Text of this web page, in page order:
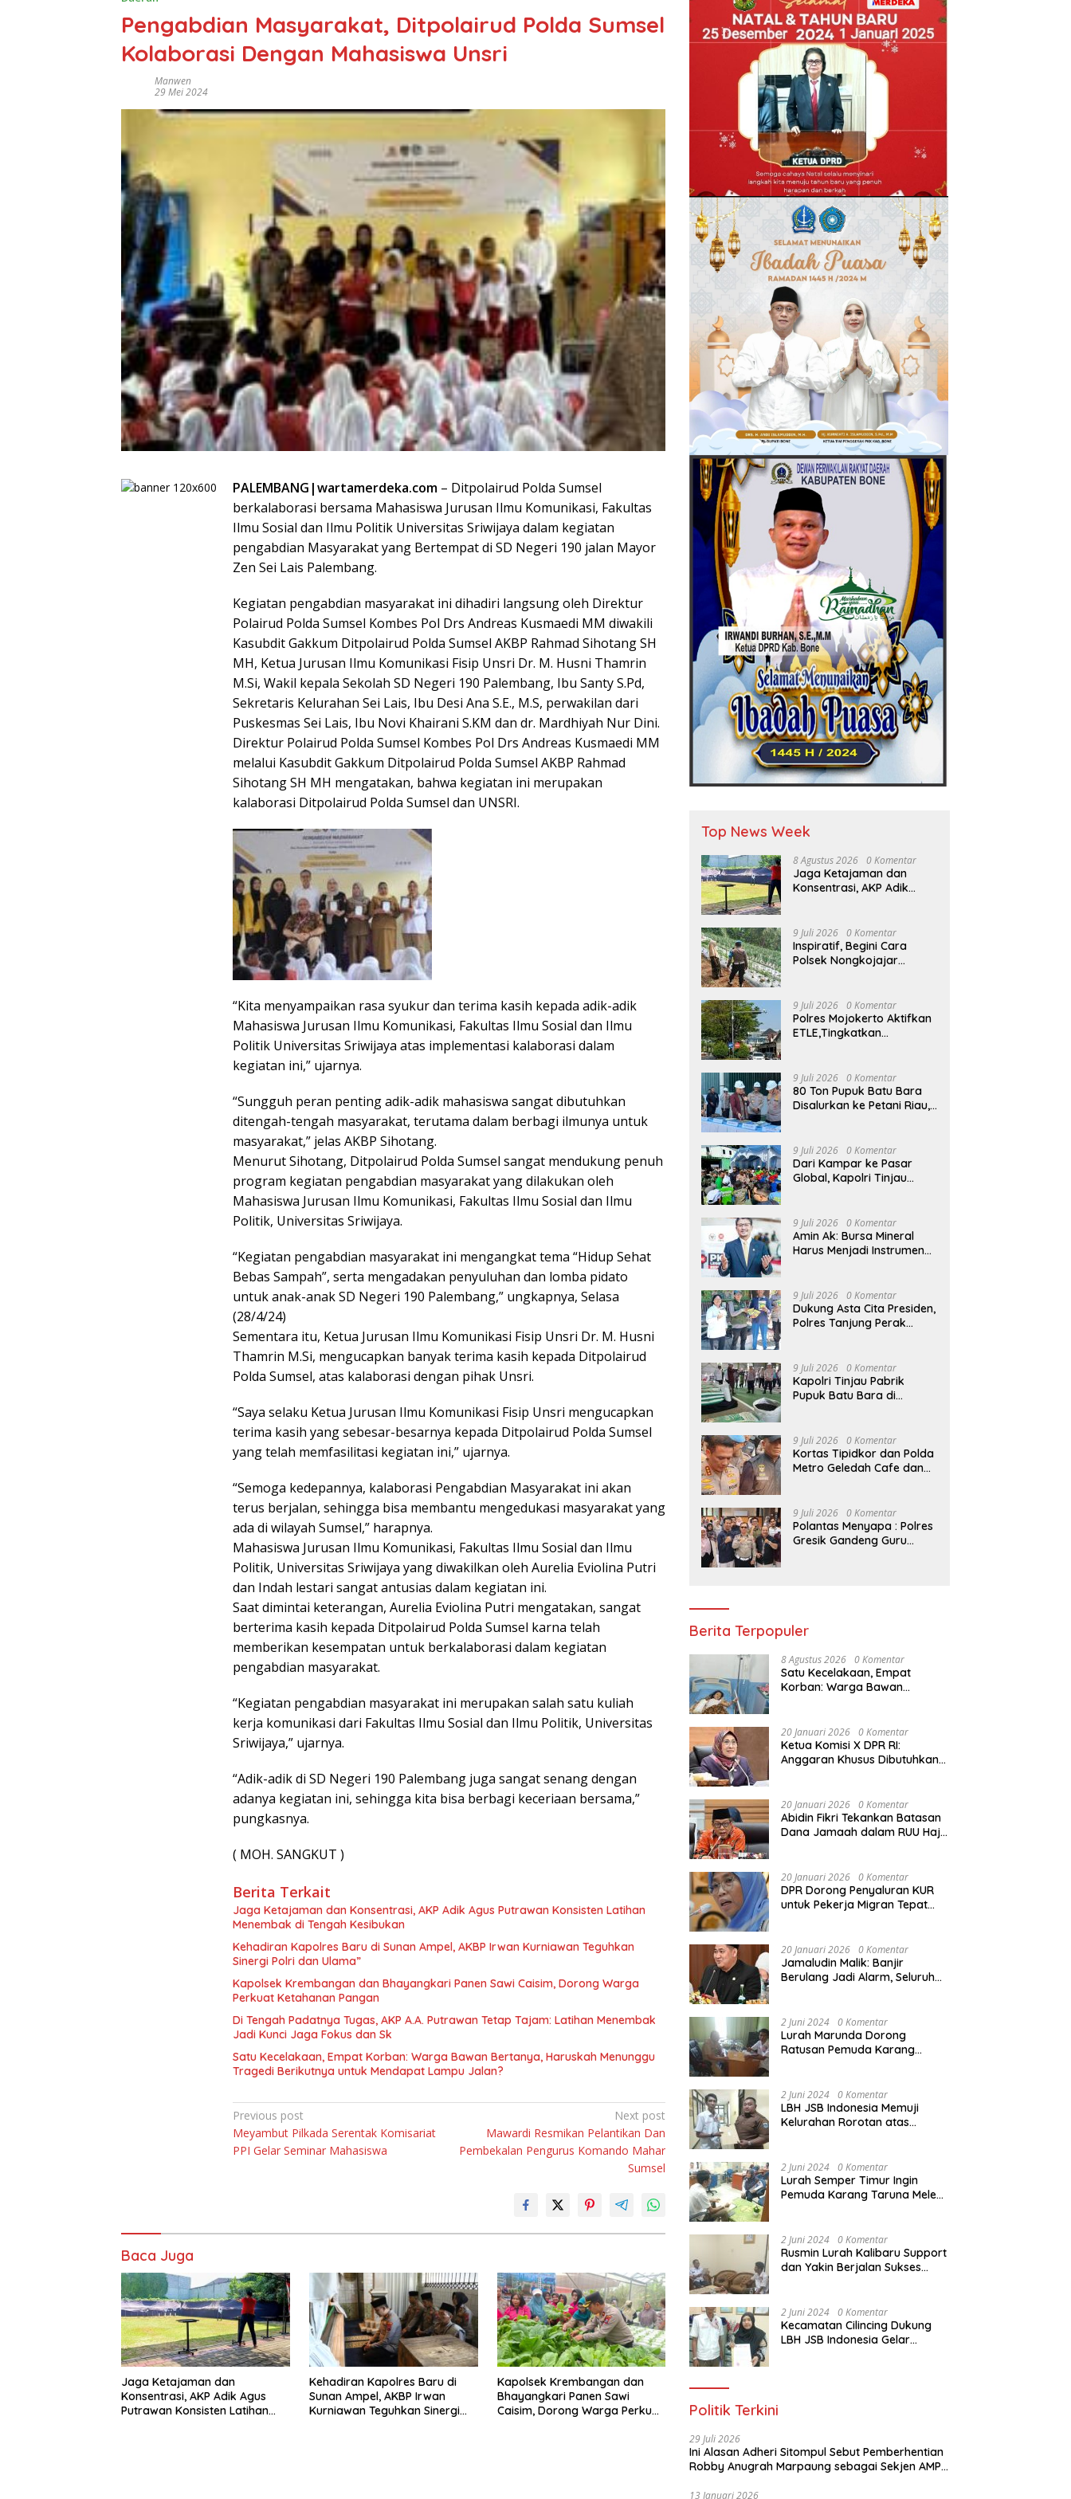
Pengabdian Masyarakat, Ditpolairud Polda Sumsel
Kolaborasi Dengan Mahasiswa Unsri
Manwen
29 Mei 2024
PALEMBANG|wartamerdeka.com – Ditpolairud Polda Sumsel
berkalaborasi bersama Mahasiswa Jurusan Ilmu Komunikasi, Fakultas
Ilmu Sosial dan Ilmu Politik Universitas Sriwijaya dalam kegiatan
pengabdian Masyarakat yang Bertempat di SD Negeri 190 jalan Mayor
Zen Sei Lais Palembang.
Kegiatan pengabdian masyarakat ini dihadiri langsung oleh Direktur
Polairud Polda Sumsel Kombes Pol Drs Andreas Kusmaedi MM diwakili
Kasubdit Gakkum Ditpolairud Polda Sumsel AKBP Rahmad Sihotang SH
MH, Ketua Jurusan Ilmu Komunikasi Fisip Unsri Dr. M. Husni Thamrin
M.Si, Wakil kepala Sekolah SD Negeri 190 Palembang, ⁠Ibu Santy S.Pd,
Sekretaris Kelurahan Sei Lais, Ibu Desi Ana S.E., M.S, perwakilan dari
Puskesmas Sei Lais, Ibu Novi Khairani S.KM dan dr. Mardhiyah Nur Dini.
Direktur Polairud Polda Sumsel Kombes Pol Drs Andreas Kusmaedi MM
melalui Kasubdit Gakkum Ditpolairud Polda Sumsel AKBP Rahmad
Sihotang SH MH mengatakan, bahwa kegiatan ini merupakan
kalaborasi Ditpolairud Polda Sumsel dan UNSRI.
“Kita menyampaikan rasa syukur dan terima kasih kepada adik-adik
Mahasiswa Jurusan Ilmu Komunikasi, Fakultas Ilmu Sosial dan Ilmu
Politik Universitas Sriwijaya atas implementasi kalaborasi dalam
kegiatan ini,” ujarnya.
“Sungguh peran penting adik-adik mahasiswa sangat dibutuhkan
ditengah-tengah masyarakat, terutama dalam berbagi ilmunya untuk
masyarakat,” jelas AKBP Sihotang.
Menurut Sihotang, Ditpolairud Polda Sumsel sangat mendukung penuh
program kegiatan pengabdian masyarakat yang dilakukan oleh
Mahasiswa Jurusan Ilmu Komunikasi, Fakultas Ilmu Sosial dan Ilmu
Politik, Universitas Sriwijaya.
“Kegiatan pengabdian masyarakat ini mengangkat tema “Hidup Sehat
Bebas Sampah”, serta mengadakan penyuluhan dan lomba pidato
untuk anak-anak SD Negeri 190 Palembang,” ungkapnya, Selasa
(28/4/24)
Sementara itu, Ketua Jurusan Ilmu Komunikasi Fisip Unsri Dr. M. Husni
Thamrin M.Si, mengucapkan banyak terima kasih kepada Ditpolairud
Polda Sumsel, atas kalaborasi dengan pihak Unsri.
“Saya selaku Ketua Jurusan Ilmu Komunikasi Fisip Unsri mengucapkan
terima kasih yang sebesar-besarnya kepada Ditpolairud Polda Sumsel
yang telah memfasilitasi kegiatan ini,” ujarnya.
“Semoga kedepannya, kalaborasi Pengabdian Masyarakat ini akan
terus berjalan, sehingga bisa membantu mengedukasi masyarakat yang
ada di wilayah Sumsel,” harapnya.
Mahasiswa Jurusan Ilmu Komunikasi, Fakultas Ilmu Sosial dan Ilmu
Politik, Universitas Sriwijaya yang diwakilkan oleh Aurelia Eviolina Putri
dan Indah lestari sangat antusias dalam kegiatan ini.
Saat dimintai keterangan, Aurelia Eviolina Putri mengatakan, sangat
berterima kasih kepada Ditpolairud Polda Sumsel karna telah
memberikan kesempatan untuk berkalaborasi dalam kegiatan
pengabdian masyarakat.
“Kegiatan pengabdian masyarakat ini merupakan salah satu kuliah
kerja komunikasi dari Fakultas Ilmu Sosial dan Ilmu Politik, Universitas
Sriwijaya,” ujarnya.
“Adik-adik di SD Negeri 190 Palembang juga sangat senang dengan
adanya kegiatan ini, sehingga kita bisa berbagi keceriaan bersama,”
pungkasnya.
( MOH. SANGKUT )
Berita Terkait
Jaga Ketajaman dan Konsentrasi, AKP Adik Agus Putrawan Konsisten Latihan
Menembak di Tengah Kesibukan
Kehadiran Kapolres Baru di Sunan Ampel, AKBP Irwan Kurniawan Teguhkan
Sinergi Polri dan Ulama”
Kapolsek Krembangan dan Bhayangkari Panen Sawi Caisim, Dorong Warga
Perkuat Ketahanan Pangan
Di Tengah Padatnya Tugas, AKP A.A. Putrawan Tetap Tajam: Latihan Menembak
Jadi Kunci Jaga Fokus dan Sk
Satu Kecelakaan, Empat Korban: Warga Bawan Bertanya, Haruskah Menunggu
Tragedi Berikutnya untuk Mendapat Lampu Jalan?
Navigasi
pos
Previous post
Meyambut Pilkada Serentak Komisariat
PPI Gelar Seminar Mahasiswa
Next post
Mawardi Resmikan Pelantikan Dan
Pembekalan Pengurus Komando Mahar
Sumsel
Baca Juga
Jaga Ketajaman dan
Konsentrasi, AKP Adik Agus
Putrawan Konsisten Latihan
Kehadiran Kapolres Baru di
Sunan Ampel, AKBP Irwan
Kurniawan Teguhkan Sinergi
Kapolsek Krembangan dan
Bhayangkari Panen Sawi
Caisim, Dorong Warga Perkuat
Top News Week
8 Agustus 2026 0 Komentar
Jaga Ketajaman dan
Konsentrasi, AKP Adik
Tengah Kesibukan
9 Juli 2026 0 Komentar
Inspiratif, Begini Cara
Polsek Nongkojajar
9 Juli 2026 0 Komentar
Polres Mojokerto Aktifkan
ETLE,Tingkatkan
9 Juli 2026 0 Komentar
80 Ton Pupuk Batu Bara
Disalurkan ke Petani Riau,
9 Juli 2026 0 Komentar
Dari Kampar ke Pasar
Global, Kapolri Tinjau
9 Juli 2026 0 Komentar
Amin Ak: Bursa Mineral
Harus Menjadi Instrumen
9 Juli 2026 0 Komentar
Dukung Asta Cita Presiden,
Polres Tanjung Perak
Wedi.
9 Juli 2026 0 Komentar
Kapolri Tinjau Pabrik
Pupuk Batu Bara di
Kelompok Tani Riau
9 Juli 2026 0 Komentar
Kortas Tipidkor dan Polda
Metro Geledah Cafe dan
9 Juli 2026 0 Komentar
Polantas Menyapa : Polres
Gresik Gandeng Guru
Berita Terpopuler
8 Agustus 2026 0 Komentar
Satu Kecelakaan, Empat
Korban: Warga Bawan
Mendapat Lampu Jalan?
20 Januari 2026 0 Komentar
Ketua Komisi X DPR RI:
Anggaran Khusus Dibutuhkan
Akibat Bencana
20 Januari 2026 0 Komentar
Abidin Fikri Tekankan Batasan
Dana Jamaah dalam RUU Haji
20 Januari 2026 0 Komentar
DPR Dorong Penyaluran KUR
untuk Pekerja Migran Tepat
PMI
20 Januari 2026 0 Komentar
Jamaludin Malik: Banjir
Berulang Jadi Alarm, Seluruh
2 Juni 2024 0 Komentar
Lurah Marunda Dorong
Ratusan Pemuda Karang
Paralegal Gratis Yang
Diadakan LBH JSB Indonesia
2 Juni 2024 0 Komentar
LBH JSB Indonesia Memuji
Kelurahan Rorotan atas
150 orang Pemuda Karang
Taruna di Jakarta Utara
2 Juni 2024 0 Komentar
Lurah Semper Timur Ingin
Pemuda Karang Taruna Melek
Diadakan LBH JSB Indonesia
2 Juni 2024 0 Komentar
Rusmin Lurah Kalibaru Support
dan Yakin Berjalan Sukses
Taruna di Jakarta Utara
2 Juni 2024 0 Komentar
Kecamatan Cilincing Dukung
LBH JSB Indonesia Gelar
Politik Terkini
29 Juli 2026
Ini Alasan Adheri Sitompul Sebut Pemberhentian
Robby Anugrah Marpaung sebagai Sekjen AMPI
13 Januari 2026